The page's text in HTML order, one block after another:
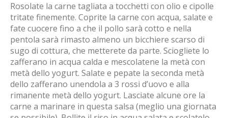
Rosolate la carne tagliata a tocchetti con olio e cipolle
tritate finemente. Coprite la carne con acqua, salate e
fate cuocere fino a che il pollo sarà cotto e nella
pentola sarà rimasto almeno un bicchiere scarso di
sugo di cottura, che metterete da parte. Sciogliete lo
zafferano in acqua calda e mescolatene la metà con
metà dello yogurt. Salate e pepate la seconda metà
dello zafferano unendola a 3 rossi d’uovo e alla
rimanente metà dello yogurt. Lasciate alcune ore la
carne a marinare in questa salsa (meglio una giornata